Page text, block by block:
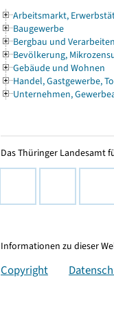
Arbeitsmarkt,
Baugewerbe
Bergbau und
Bevölkerung,
Gebäude und Wohnen
Handel, Gastgewerbe,
Unternehmen,
Das Thüringer Landesamt
Informationen zu dieser
Copyright